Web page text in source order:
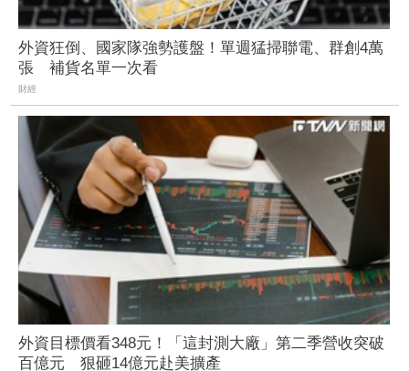
外資狂倒、國家隊強勢護盤！單週猛掃聯電、群創4萬
張 補貨名單一次看
財經
外資目標價看348元！「這封測大廠」第二季營收突破
百億元 狠砸14億元赴美擴產